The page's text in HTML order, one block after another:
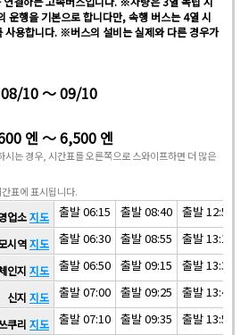
운행을 기본으로 합니다만, 속행 버스는 4열 시
사용합니다. ※버스의 설비는 실제와 다른 경우가
08/10 ～ 09/10
엔 ～ 6,500 엔
시는 경우, 시간표를 오른쪽으로 스와이프하면 더 많은
표에 표시됩니다.
업소지도 출발 06:15 출발 08:40 출발 12:55
시역지도 출발 06:30 출발 08:55 출발 13:10
인지 지도 출발 06:50 출발 09:15 출발 13:30
신지 지도 출발 07:00 출발 09:25 출발 13:40
쿠리 지도 출발 07:10 출발 09:35 출발 13:50